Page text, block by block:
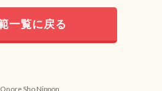
一覧に戻る
Sho Nippon